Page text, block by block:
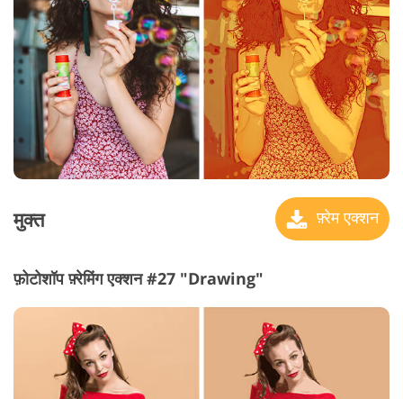
मुक्त फ़्रेम एक्शन
फ़ोटोशॉप फ़्रेमिंग एक्शन #27 "Drawing"